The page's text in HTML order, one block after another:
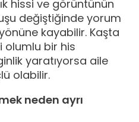
hissi ve görüntünün
değiştiğinde yorum
kayabilir. Kaşta
olumlu bir his
yaratıyorsa aile
olabilir.
neden ayrı